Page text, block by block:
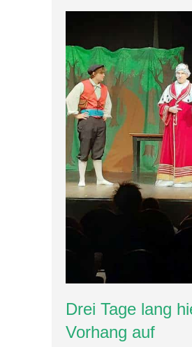
Drei Tage lang
Vorhang auf